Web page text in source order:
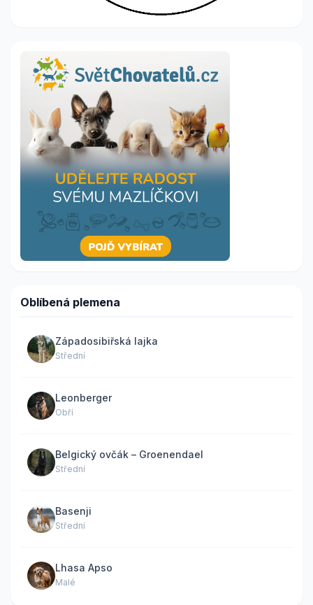
Oblíbená plemena
Západosibiřská lajka
Střední
Leonberger
Obří
Belgický ovčák – Groenendael
Střední
Basenji
Střední
Lhasa Apso
Malé